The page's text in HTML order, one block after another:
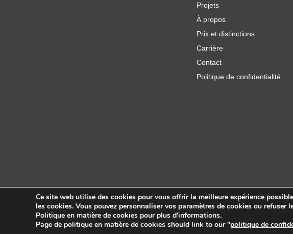
Projets
À propos
Prix et distinctions
Carrière
Contact
Politique de confidentialité
Copyright © 2026 Sidekick Interactive Inc.
Ce site web utilise des cookies pour vous offrir la meilleure expérience
les cookies. Vous pouvez personnaliser vos paramètres de cookies ou
Politique en matière de cookies pour plus d'informations.
Page de politique en matière de cookies should link to our "politique de